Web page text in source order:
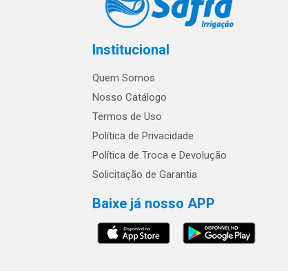
Institucional
Quem Somos
Nosso Catálogo
Termos de Uso
Política de Privacidade
Política de Troca e Devolução
Solicitação de Garantia
Baixe já nosso APP